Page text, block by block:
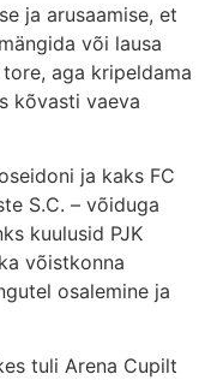
ja arusaamise, et
või lausa
aga kripeldama
kõvasti vaeva
ja kaks FC
S.C. – võiduga
kuulusid PJK
võistkonna
osalemine ja
tuli Arena Cupilt